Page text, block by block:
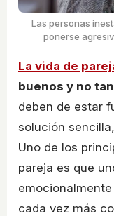
Las personas
ponerse
La vida de
buenos y no
deben de estar
solución
Uno de los
pareja es que
cada vez más